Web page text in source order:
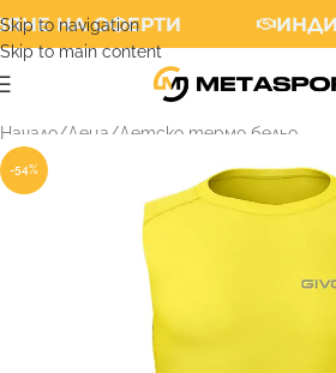
Skip to navigation
Skip to main content
НА ОФЕРТИ
Начало/Деца /Детско термо бельо
-54%